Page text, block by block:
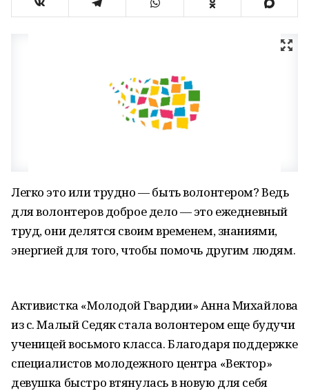
Легко это или трудно — быть волонтером? Ведь
для волонтеров доброе дело — это ежедневный
труд, они делятся своим временем, знаниями,
энергией для того, чтобы помочь другим людям.
Активистка «Молодой Гвардии» Анна Михайлова
из с. Малый Седяк стала волонтером еще будучи
ученицей восьмого класса. Благодаря поддержке
специалистов молодежного центра «Вектор»
девушка быстро втянулась в новую для себя